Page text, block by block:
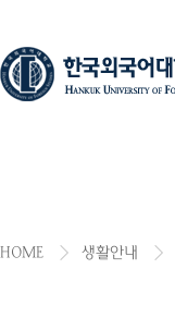
HOME 생활안내